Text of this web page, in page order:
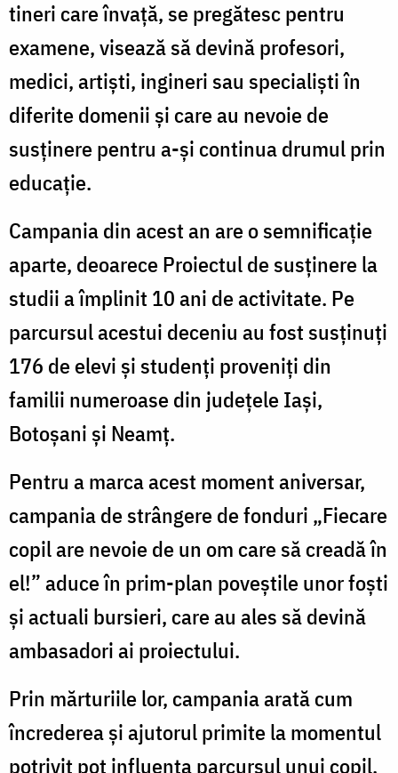
tineri care învață, se pregătesc pentru
examene, visează să devină profesori,
medici, artiști, ingineri sau specialiști în
diferite domenii și care au nevoie de
susținere pentru a-și continua drumul prin
educație.
Campania din acest an are o semnificație
aparte, deoarece Proiectul de susținere la
studii a împlinit 10 ani de activitate. Pe
parcursul acestui deceniu au fost susținuți
176 de elevi și studenți proveniți din
familii numeroase din județele Iași,
Botoșani și Neamț.
Pentru a marca acest moment aniversar,
campania de strângere de fonduri „Fiecare
copil are nevoie de un om care să creadă în
el!” aduce în prim-plan poveștile unor foști
și actuali bursieri, care au ales să devină
ambasadori ai proiectului.
Prin mărturiile lor, campania arată cum
încrederea și ajutorul primite la momentul
potrivit pot influența parcursul unui copil.